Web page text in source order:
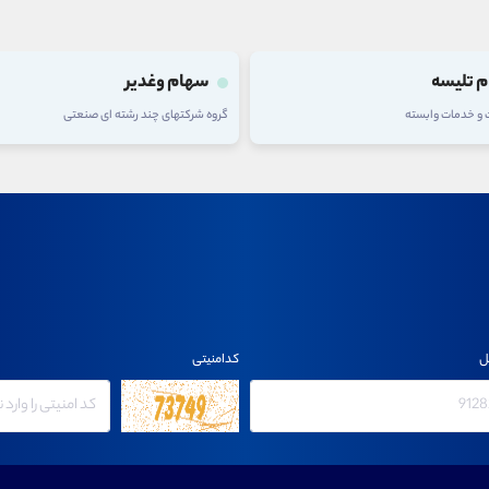
وغدیر
چند رشته ای صنعتی
سهام فولاد
گروه فلزات اساسی
کدامنیتی